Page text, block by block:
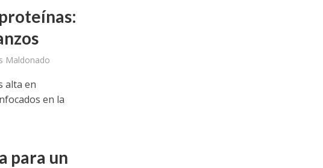
Maldonado
alta en
en la
para un